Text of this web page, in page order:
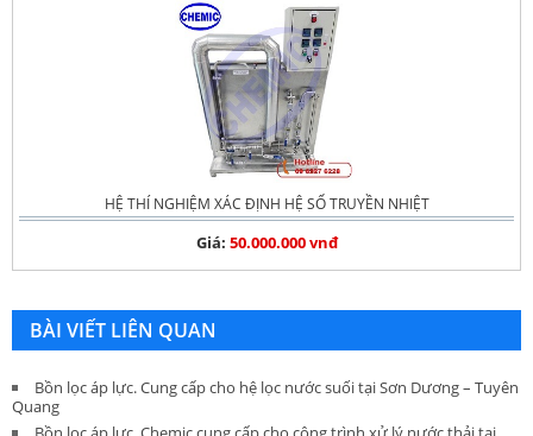
HỆ THÍ NGHIỆM XÁC ĐỊNH HỆ SỐ TRUYỀN NHIỆT
Giá: 50.000.000 vnđ
BÀI VIẾT LIÊN QUAN
Bồn lọc áp lực. Cung cấp cho hệ lọc nước suối tại Sơn Dương – Tuyên
Quang